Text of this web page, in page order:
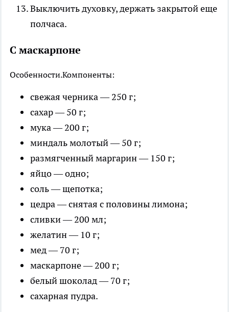
Выключить духовку, держать закрытой еще
полчаса.
С маскарпоне
Особенности.Компоненты:
свежая черника — 250 г;
сахар — 50 г;
мука — 200 г;
миндаль молотый — 50 г;
размягченный маргарин — 150 г;
яйцо — одно;
соль — щепотка;
цедра — снятая с половины лимона;
сливки — 200 мл;
желатин — 10 г;
мед — 70 г;
маскарпоне — 200 г;
белый шоколад — 70 г;
сахарная пудра.